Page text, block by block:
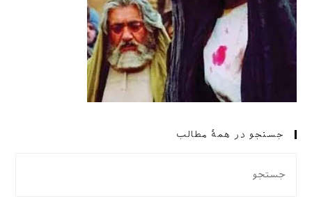
جستجو در همهٔ مطالب